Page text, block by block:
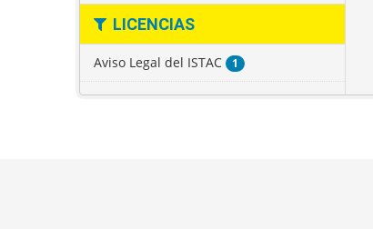
LICENCIAS
Aviso Legal del ISTAC 1